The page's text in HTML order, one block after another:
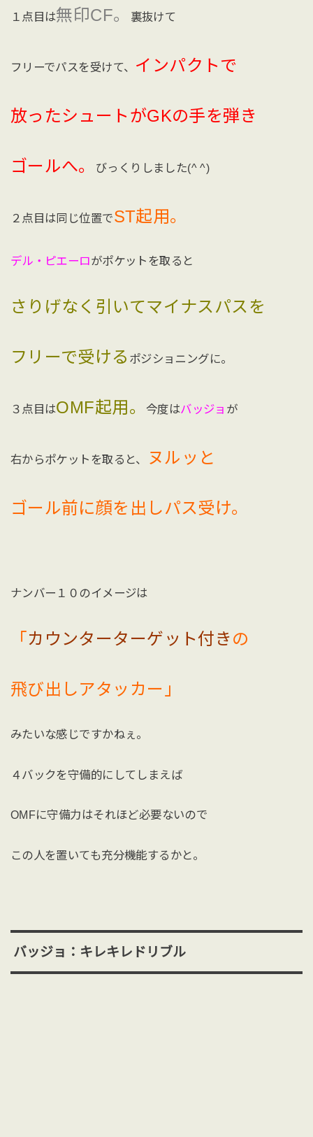
１点目は無印CF。 裏抜けて
フリーでパスを受けて、 インパクトで
放ったシュートがGKの手を弾き
ゴールへ。 びっくりしました(^ ^)
２点目は同じ位置でST起用。
デル・ピエーロがポケットを取ると
さりげなく引いてマイナスパスを
フリーで受ける ポジショニングに。
３点目はOMF起用。 今度はバッジョ が
右からポケットを取ると、 ヌルッと
ゴール前に顔を出しパス受け。
ナンバー１０のイメージは
「 カウンターターゲット付きの
飛び出しアタッカー」
みたいな感じですかねぇ。
４バックを守備的にしてしまえば
OMFに守備力はそれほど必要ないので
この人を置いても充分機能するかと。
バッジョ：キレキレドリブル